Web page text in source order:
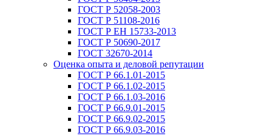
ГОСТ Р 52058-2003
ГОСТ Р 51108-2016
ГОСТ Р ЕН 15733-2013
ГОСТ Р 50690-2017
ГОСТ 32670-2014
Оценка опыта и деловой репутации
ГОСТ Р 66.1.01-2015
ГОСТ Р 66.1.02-2015
ГОСТ Р 66.1.03-2016
ГОСТ Р 66.9.01-2015
ГОСТ Р 66.9.02-2015
ГОСТ Р 66.9.03-2016